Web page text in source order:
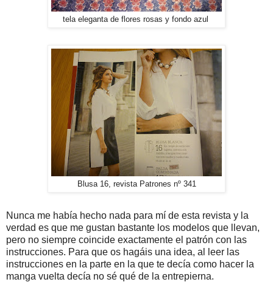
tela eleganta de flores rosas y fondo azul
Blusa 16, revista Patrones nº 341
Nunca me había hecho nada para mí de esta revista y la
verdad es que me gustan bastante los modelos que llevan,
pero no siempre coincide exactamente el patrón con las
instrucciones. Para que os hagáis una idea, al leer las
instrucciones en la parte en la que te decía como hacer la
manga vuelta decía no sé qué de la entrepierna.